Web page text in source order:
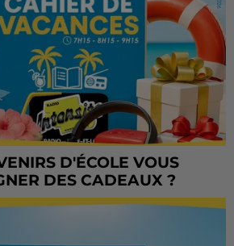
D'ÉCOLE VOUS
DES CADEAUX ?